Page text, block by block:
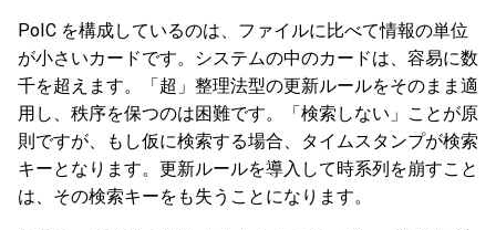
PoIC を構成しているのは、ファイルに比べて情報の単位
が小さいカードです。システムの中のカードは、容易に数
千を超えます。「超」整理法型の更新ルールをそのまま適
用し、秩序を保つのは困難です。「検索しない」ことが原
則ですが、もし仮に検索する場合、タイムスタンプが検索
キーとなります。更新ルールを導入して時系列を崩すこと
は、その検索キーをも失うことになります。